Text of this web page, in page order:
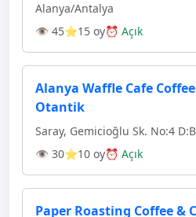
Alanya/Antalya
👁 45⭐15 oy⏰ Açık
Alanya Waffle Cafe
Otantik
Saray, Gemicioğlu Sk. No:4
👁 30⭐10 oy⏰ Açık
Paper Roasting Coffee &